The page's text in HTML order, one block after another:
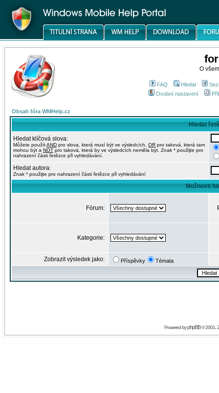
O
FAQ Hledat
Osobní nastavení
Obsah fóra WMHelp.cz
Hledat
Hledat klíčová slova:
Můžete použítAND pro slova, která musí být ve výsledcích, OR pro taková, která tam
mohou být a NOT pro taková, která by ve výsledcích neměla být. Znak * použijte pro
nahrazení části řetězce při vyhledávání.
Hledat autora:
Znak * použijte pro nahrazení části řetězce při vyhledávání
Možnosti
Fórum:
Kategorie:
Zobrazit výsledek jako: Příspěvky Témata
Powered byphpBB© 2001,